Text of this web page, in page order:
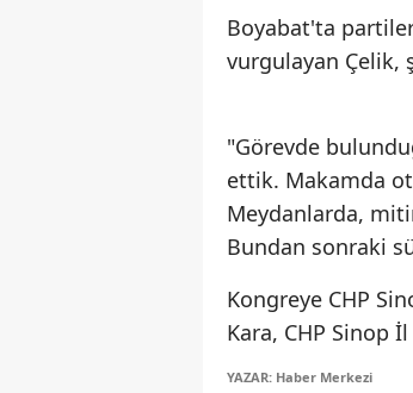
Boyabat'ta
vurgulayan Çelik,
"Görevde
ettik. Makamda
Meydanlarda,
Bundan sonraki
Kongreye CHP
Kara, CHP Sinop
YAZAR: Haber Merkezi